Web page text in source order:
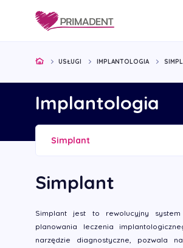
USŁUGI IMPLANTOLOGIA
Implantologia
Simplant
Simplant
Simplant jest to rewolucyjny
planowania leczenia
narzędzie diagnostyczne, pozwala